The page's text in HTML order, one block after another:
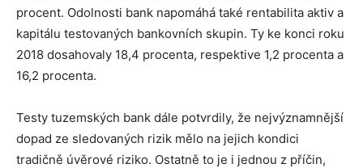
procent. Odolnosti bank napomáhá také rentabilita aktiv a
kapitálu testovaných bankovních skupin. Ty ke konci roku
2018 dosahovaly 18,4 procenta, respektive 1,2 procenta a
16,2 procenta.
Testy tuzemských bank dále potvrdily, že nejvýznamnější
dopad ze sledovaných rizik mělo na jejich kondici
tradičně úvěrové riziko. Ostatně to je i jednou z příčin,